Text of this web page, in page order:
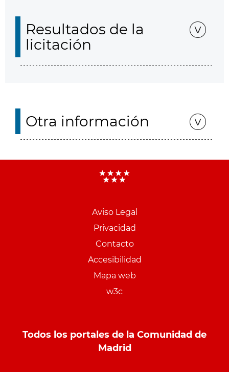
Resultados de la
licitación
Otra información
Aviso Legal
Privacidad
Contacto
Accesibilidad
Mapa web
w3c
Todos los portales de la Comunidad de
Madrid